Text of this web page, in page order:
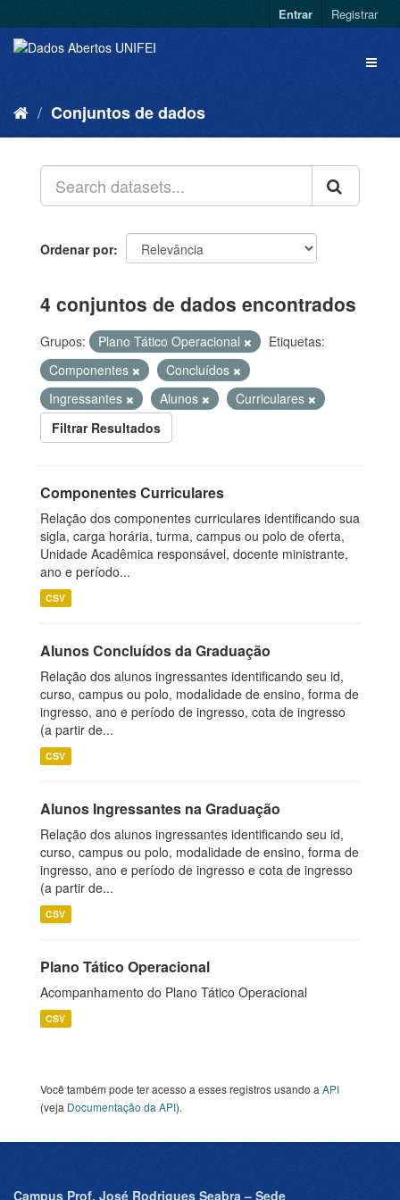
Entrar Registrar
Conjuntos de dados
Ordenar por
4 conjuntos de dados encontrados
Grupos: Plano Tático Operacional
Etiquetas:
Componentes
Concluídos
Ingressantes
Alunos
Curriculares
Filtrar Resultados
Componentes Curriculares
Relação dos componentes curriculares identificando sua
sigla, carga horária, turma, campus ou polo de oferta,
Unidade Acadêmica responsável, docente ministrante,
ano e período...
CSV
Alunos Concluídos da Graduação
Relação dos alunos ingressantes identificando seu id,
curso, campus ou polo, modalidade de ensino, forma de
ingresso, ano e período de ingresso, cota de ingresso
(a partir de...
CSV
Alunos Ingressantes na Graduação
Relação dos alunos ingressantes identificando seu id,
curso, campus ou polo, modalidade de ensino, forma de
ingresso, ano e período de ingresso e cota de ingresso
(a partir de...
CSV
Plano Tático Operacional
Acompanhamento do Plano Tático Operacional
CSV
Você também pode ter acesso a esses registros usando a API
(veja Documentação da API).
Campus Prof. José Rodrigues Seabra – Sede